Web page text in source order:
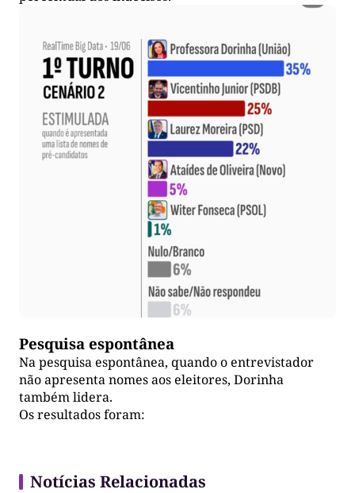
Pesquisa espontânea
Na pesquisa espontânea, quando o entrevistador
não apresenta nomes aos eleitores, Dorinha
também lidera.
Os resultados foram:
Notícias Relacionadas